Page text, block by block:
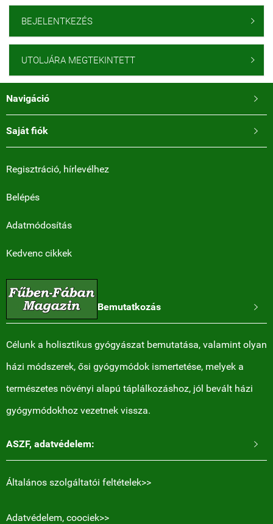
BEJELENTKEZÉS 
UTOLJÁRA MEGTEKINTETT 
Navigáció 
Saját fiók 
Regisztráció, hírlevélhez
Belépés
Adatmódosítás
Kedvenc cikkek
Bemutatkozás 
Célunk a holisztikus gyógyászat bemutatása, valamint olyan
házi módszerek, ősi gyógymódok ismertetése, melyek a
természetes növényi alapú táplálkozáshoz, jól bevált házi
gyógymódokhoz vezetnek vissza.
ASZF, adatvédelem: 
Általános szolgáltatói feltételek>>
Adatvédelem, coociek>>